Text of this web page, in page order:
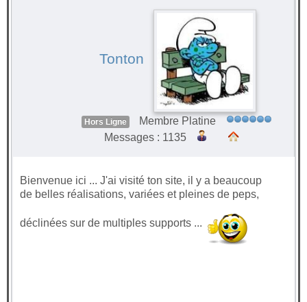
Tonton
Hors Ligne
Membre Platine
Messages : 1135
Bienvenue ici ... J'ai visité ton site, il y a beaucoup
de belles réalisations, variées et pleines de peps,
déclinées sur de multiples supports ...